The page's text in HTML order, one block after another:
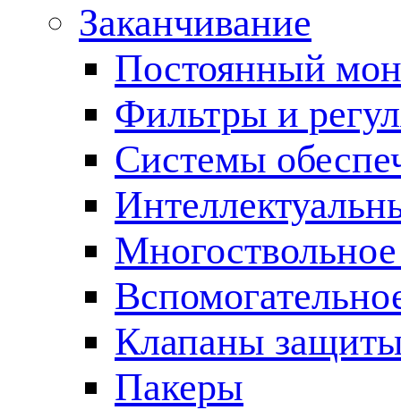
Заканчивание
Постоянный
Фильтры и
Cистемы
Клапаны
Пакеры